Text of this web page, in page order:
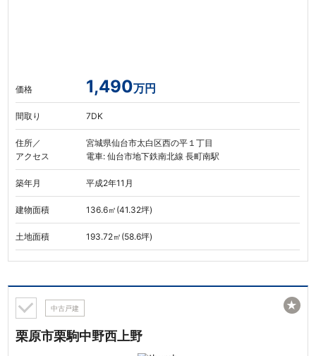
価格 1,490万円
間取り 7DK
住所／
アクセス
宮城県仙台市太白区西の平１丁目
電車: 仙台市地下鉄南北線 長町南駅
築年月 平成2年11月
建物面積 136.6㎡(41.32坪)
土地面積 193.72㎡(58.6坪)
中古戸建
栗原市栗駒中野西上野
★